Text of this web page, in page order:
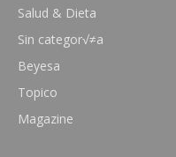
Salud & Dieta
Sin categor√≠a
Beyesa
Topico
Magazine